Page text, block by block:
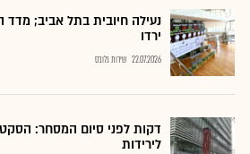
נעילה חיובית בתל אביב; מדד
ירדו
22.07.2026 שירות גלובס
דקות לפני סיום המסחר:
לירידות